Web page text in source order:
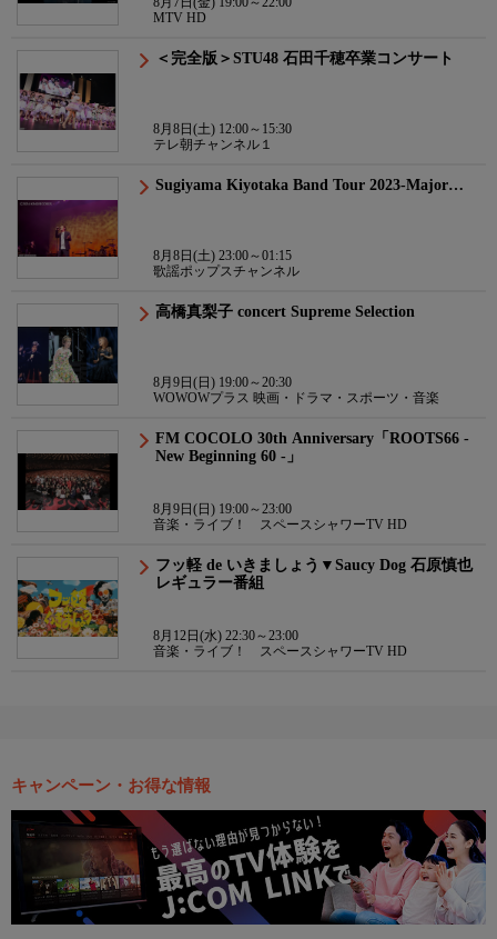
MTV HD
＜完全版＞STU48 石田千穂卒業コンサート
8月8日(土) 12:00～15:30
テレ朝チャンネル１
Sugiyama Kiyotaka Band Tour 2023-Major…
8月8日(土) 23:00～01:15
歌謡ポップスチャンネル
高橋真梨子 concert Supreme Selection
8月9日(日) 19:00～20:30
WOWOWプラス 映画・ドラマ・スポーツ・音楽
FM COCOLO 30th Anniversary「ROOTS66 -
New Beginning 60 -」
8月9日(日) 19:00～23:00
音楽・ライブ！ スペースシャワーTV HD
フッ軽 de いきましょう▼Saucy Dog 石原慎也
レギュラー番組
8月12日(水) 22:30～23:00
音楽・ライブ！ スペースシャワーTV HD
キャンペーン・お得な情報